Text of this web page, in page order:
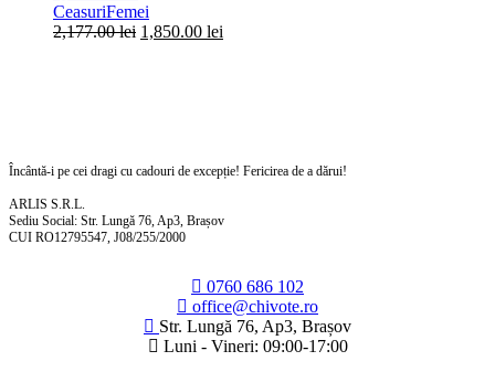
CeasuriFemei
2,177.00lei Prețul
1,850.00 lei
Încântă-i pe cei dragi cu cadouri de excepție! Fericirea de a dărui!
ARLIS S.R.L.
Sediu Social: Str. Lungă 76, Ap3, Brașov
CUI RO12795547, J08/255/2000
0760 686 102
office@chivote.ro
Str. Lungă 76, Ap3, Brașov
Luni - Vineri: 09:00-17:00